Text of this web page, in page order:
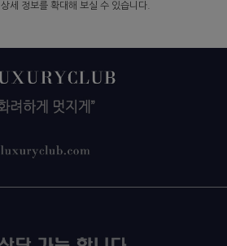
상세 정보를 확대해 보실 수 있습니다.